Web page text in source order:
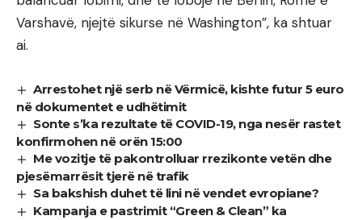
Varshavë, njejtë sikurse në Washington”, ka shtuar
ai.
Arrestohet një serb në Vërmicë, kishte futur 5 euro
në dokumentet e udhëtimit
Sonte s’ka rezultate të COVID-19, nga nesër rastet
konfirmohen në orën 15:00
Me vozitje të pakontrolluar rrezikonte vetën dhe
pjesëmarrësit tjerë në trafik
Sa bakshish duhet të lini në vendet evropiane?
Kampanja e pastrimit “Green & Clean” ka